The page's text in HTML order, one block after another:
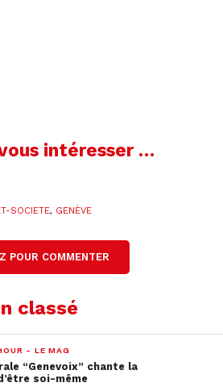
intéresser …
SOCIETE, GENÈVE
POUR COMMENTER
classé
- LE MAG
“Genevoix” chante la
soi-même